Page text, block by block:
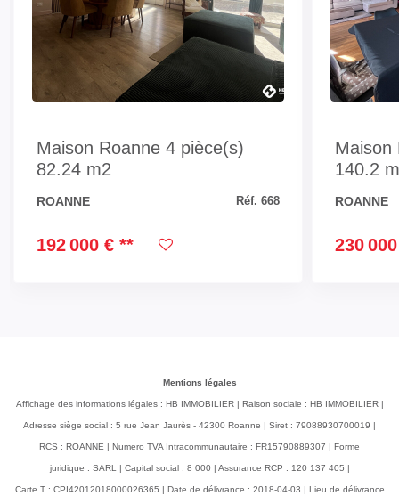
estimé des dépenses
annuelles d'énergie
pour un usage
standard
CLASSES DPE/GES
Maison Roanne 4 pièce(s)
82.24 m2
ROANNE Réf. 668
192 000 € **
Maison
140.2
ROANNE
230
Mentions légales
Affichage des informations légales : HB IMMOBILIER | Raison sociale : HB IMMOBILIER |
Adresse siège social : 5 rue Jean Jaurès - 42300 Roanne | Siret : 79088930700019 |
RCS : ROANNE | Numero TVA Intracommunautaire : FR15790889307 | Forme
juridique : SARL | Capital social : 8 000 | Assurance RCP : 120 137 405 |
Carte T : CPI42012018000026365 | Date de délivrance : 2018-04-03 | Lieu de délivrance